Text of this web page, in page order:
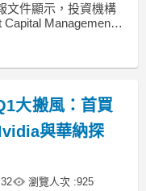
文件顯示，投資機構
Capital Management
幅度調節了專業製
於該公司後市發展的
大搬風：首買
與華納探
瀏覽人次 :925